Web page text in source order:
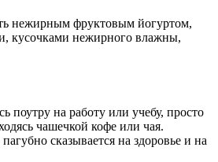
нежирным фруктовым йогуртом,
кусочками нежирного влажны,
поутру на работу или учебу, просто
чашечкой кофе или чая.
сказывается на здоровье и на